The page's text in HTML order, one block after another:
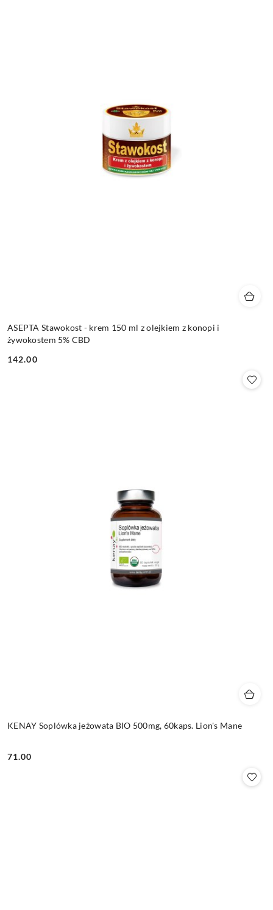
ASEPTA Stawokost - krem 150 ml z olejkiem z konopi i
żywokostem 5% CBD
Cena:
142.00
KENAY Soplówka jeżowata BIO 500mg, 60kaps. Lion's Mane
Cena:
71.00